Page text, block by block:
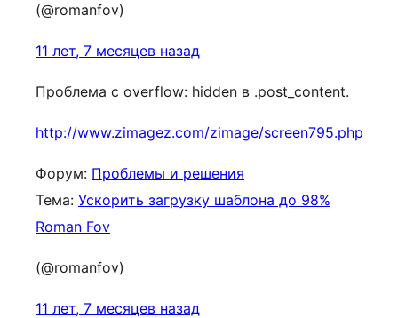
(@romanfov)
11 лет, 7 месяцев назад
Проблема с overflow: hidden в .post_content.
http://www.zimagez.com/zimage/screen795.php
Форум: Проблемы и решения
Тема: Ускорить загрузку шаблона до 98%
Roman Fov
(@romanfov)
11 лет, 7 месяцев назад